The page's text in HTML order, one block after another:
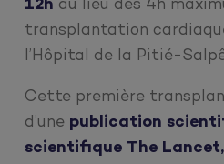
12h au lieu des 4h
transplantation
l’Hôpital de la Pitié-
Cette première
d’une publication
scientifique The Lancet,